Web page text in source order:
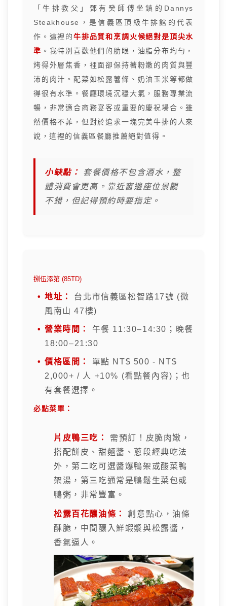
「牛排教父」鄧有癸師傅坐鎮的Dannys
Steakhouse，是信義區頂級牛排館的代表
作。這裡的牛排品質和烹調火候絕對是頂尖水
準 。我特別喜歡他們的肋眼，油脂分布均勻，
烤得外層焦香，裡面卻保持著粉嫩的肉質與豐
沛的肉汁。配菜如松露薯條、奶油玉米等都做
得很有水準。餐廳環境沉穩大氣，服務專業流
暢，非常適合商務宴客或重要的慶祝場合。雖
然價格不菲，但對於追求一塊完美牛排的人來
說，這裡的信義區餐廳推薦絕對值得。
小缺點：
套餐價格不包含酒水，整
體消費會更高。靠近窗邊座位景觀
不錯，但記得預約時要指定。
捌伍添第 (85TD)
地址：
台北市信義區松智路17號 (微
風南山 47樓)
營業時間：
午餐 11:30–14:30；晚餐
18:00–21:30
價格區間：
單點 NT$ 500 - NT$
2,000+ / 人 +10% (看點餐內容)；也
有套餐選擇。
必點菜單：
片皮鴨三吃：
需預訂！皮脆肉嫩，
搭配餅皮、甜麵醬、蔥段經典吃法
外，第二吃可選醬爆鴨架或酸菜鴨
架湯，第三吃通常是鴨鬆生菜包或
鴨粥，非常豐富。
松露百花釀油條：
創意點心，油條
酥脆，中間釀入鮮蝦漿與松露醬，
香氣逼人。